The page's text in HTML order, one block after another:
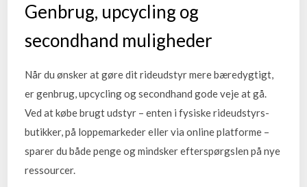
Genbrug, upcycling og
secondhand muligheder
Når du ønsker at gøre dit rideudstyr mere bæredygtigt,
er genbrug, upcycling og secondhand gode veje at gå.
Ved at købe brugt udstyr – enten i fysiske rideudstyrs-
butikker, på loppemarkeder eller via online platforme –
sparer du både penge og mindsker efterspørgslen på nye
ressourcer.